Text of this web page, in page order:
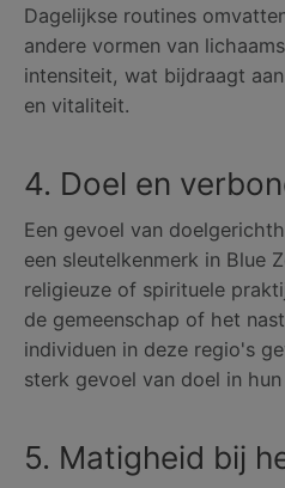
Dagelijkse routines
andere vormen van
intensiteit, wat bijdraagt
en vitaliteit.
4. Doel en
Een gevoel van
een sleutelkenmerk in Blue
religieuze of spirituele
de gemeenschap of het
individuen in deze regio's
sterk gevoel van doel in
5. Matigheid bij